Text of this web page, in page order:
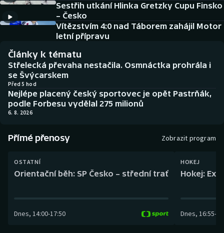
Americký fotbal
Baseball a softbal
Basketbal
Biatlon
Boby a skeleton
Box
Curling
NEPŘEHLÉDNĚTE
Historické návraty
Aplikace ČT sport
AZ kvíz
Sestřih utkání Hlinka Gretzky Cupu Finsko
– Česko
Vítězstvím 4:0 nad Táborem zahájil Motor
letní přípravu
Články k tématu
Střelecká převaha nestačila. Osmnáctka prohrála i
se Švýcarskem
Před 5 hod
Nejlépe placený český sportovec je opět Pastrňák,
podle Forbesu vydělal 275 milionů
6. 8. 2026
Přímé přenosy Zobrazit program
OSTATNÍ
Orientační běh: SP Česko – střední trať
Dnes, 14:00-17:50
HOKEJ
Hokej:
Dnes, 16:55-